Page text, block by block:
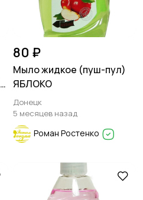
80 ₽
Мыло жидкое (пуш-пул)
ЯБЛОКО
Донецк
5 месяцев назад
Роман Ростенко